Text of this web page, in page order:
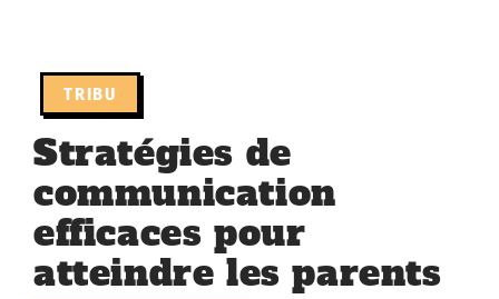
TRIBU
Stratégies de
communication
efficaces pour
atteindre les parents